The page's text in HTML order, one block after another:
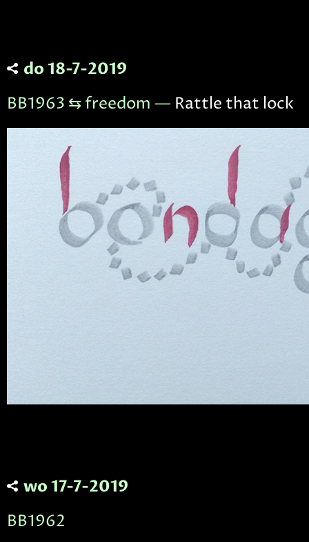
do 18-7-2019
BB1963 ⇆ freedom — Rattle that lock
wo 17-7-2019
BB1962